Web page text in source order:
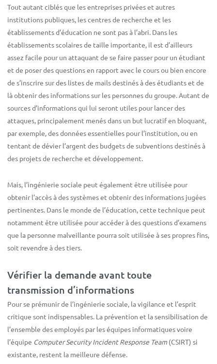
Tout autant ciblés que les entreprises privées et autres
institutions publiques, les centres de recherche et les
établissements d’éducation ne sont pas à l’abri. Dans les
établissements scolaires de taille importante, il est d’ailleurs
assez facile pour un attaquant de se faire passer pour un étudiant
et de poser des questions en rapport avec le cours ou bien encore
de s’inscrire sur des listes de mails destinés à des étudiants et de
là obtenir des informations sur les personnes du groupe. Autant de
sources d’informations qui lui seront utiles pour lancer des
attaques, principalement menés dans un but lucratif en bloquant,
par exemple, des données essentielles pour l’institution, ou en
tentant de dévier l’argent des budgets de subventions destinés à
des projets de recherche et développement.
Mais, l’ingénierie sociale peut également être utilisée pour
obtenir l’accès à des systèmes et obtenir des informations jugées
pertinentes. Dans le monde de l’éducation, cette technique peut
notamment être utilisée pour accéder à des questions d’examens
que la personne malveillante pourra soit utilisée à ses propres fins,
soit revendre à des tiers.
Vérifier la demande avant toute
transmission d’informations
Pour se prémunir de l’ingénierie sociale, la vigilance et l’esprit
critique sont indispensables. La prévention et la sensibilisation de
l’ensemble des employés par les équipes informatiques voire
l’équipe Computer Security Incident Response Team(CSIRT) si
existante, restent la meilleure défense.